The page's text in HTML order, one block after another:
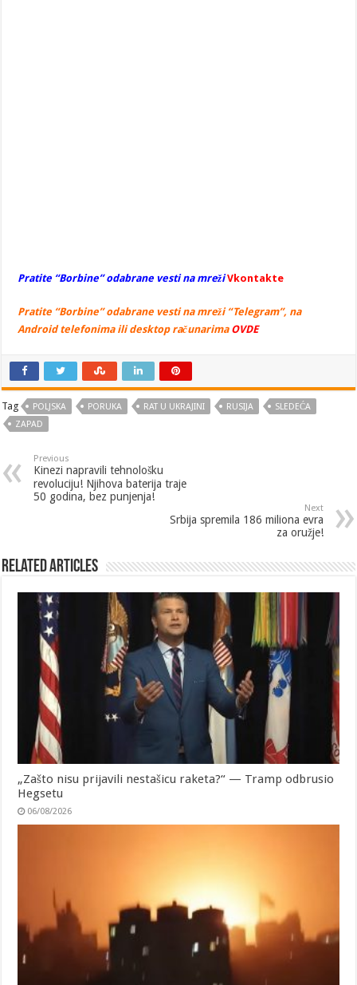
Pratite “Borbine” odabrane vesti na mreži Vkontakte
Pratite “Borbine” odabrane vesti na mreži “Telegram”, na
Android telefonima ili desktop računarima OVDE
Tag POLJSKA PORUKA RAT U UKRAJINI RUSIJA
SLEDEĆA
ZAPAD
Previous
Kinezi napravili tehnološku
revoluciju! Njihova baterija traje
50 godina, bez punjenja!
Next
Srbija spremila 186 miliona evra
za oružje!
Related Articles
„Zašto nisu prijavili nestašicu raketa?“ — Tramp odbrusio
Hegsetu
06/08/2026